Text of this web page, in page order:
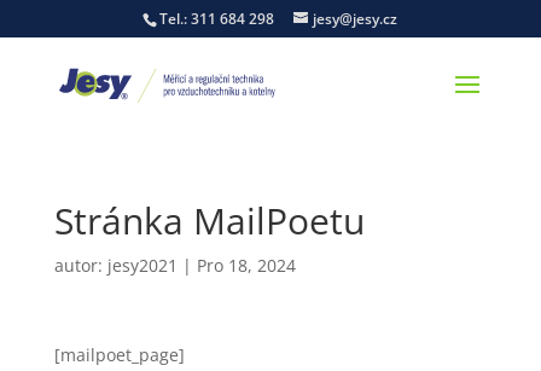
Tel.: 311 684 298 jesy@jesy.cz
Stránka MailPoetu
autor: jesy2021 | Pro 18, 2024
[mailpoet_page]